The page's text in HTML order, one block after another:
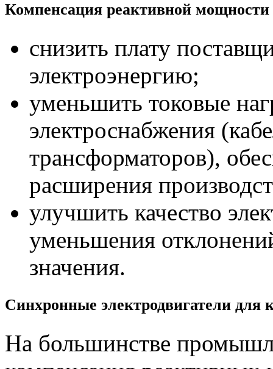
Компенсация реактивной мощности
снизить плату
электроэнергию;
уменьшить токовые
электроснабжения
трансформаторов),
расширения
улучшить качество
уменьшения
значения.
Cинхронные электродвигатели для
На большинстве